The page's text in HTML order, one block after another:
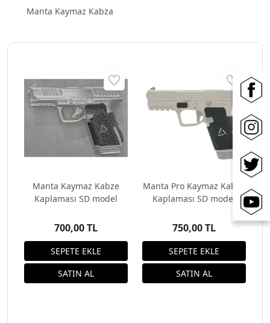
Manta Kaymaz Kabza
Manta Kaymaz Kabze
Kaplaması SD model
700,00 TL
Manta Pro Kaymaz Kabze
Kaplaması SD model
750,00 TL